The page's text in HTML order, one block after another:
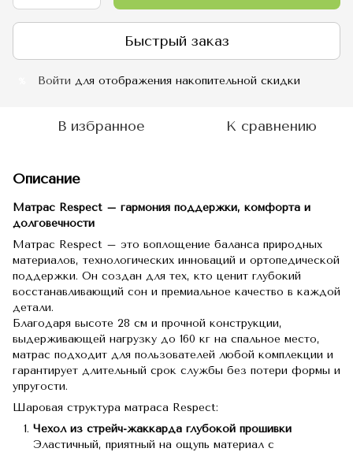
Быстрый заказ
Войти для отображения накопительной скидки
В избранное К сравнению
Описание
Матрас Respect – гармония поддержки, комфорта и
долговечности
Матрас Respect – это воплощение баланса природных
материалов, технологических инноваций и ортопедической
поддержки. Он создан для тех, кто ценит глубокий
восстанавливающий сон и премиальное качество в каждой
детали.
Благодаря высоте 28 см и прочной конструкции,
выдерживающей нагрузку до 160 кг на спальное место,
матрас подходит для пользователей любой комплекции и
гарантирует длительный срок службы без потери формы и
упругости.
Шаровая структура матраса Respect:
Чехол из стрейч-жаккарда глубокой прошивки
Эластичный, приятный на ощупь материал с